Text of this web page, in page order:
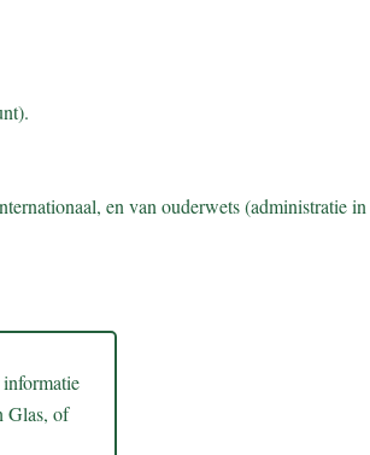
en van ouderwets (administratie
Glas, of